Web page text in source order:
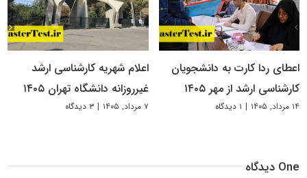
اعطای ردا کارت به دانشجویان
کارشناسی ارشد از مهر ۱۴۰۵
۱۴ مرداد, ۱۴۰۵ | ۱ دیدگاه
اعلام شهریه کارشناسی ارشد
غیرروزانه دانشگاه تهران ۱۴۰۵
۷ مرداد, ۱۴۰۵ | ۳ دیدگاه
One دیدگاه